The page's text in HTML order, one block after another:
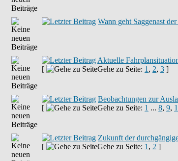
Wann geht Saggenast
Aktuelle
[
Gehe zu Seite: 1 , 2, 3 ]
Beobachtungen zur
[
Gehe zu Seite: 1 ... 8, 9,
Zukunft der
[
Gehe zu Seite: 1 , 2 ]